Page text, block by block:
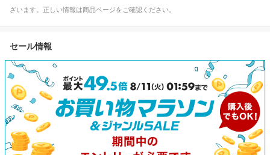
ざいます。正しい情報は商品ページをご確認ください。
セール情報